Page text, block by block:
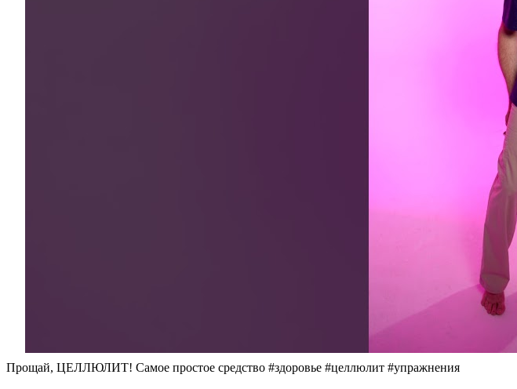
Прощай, ЦЕЛЛЮЛИТ! Самое простое средство #здоровье #целлюлит #упражнения